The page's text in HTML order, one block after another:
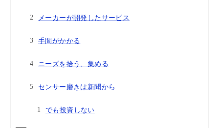
メーカーが開発したサービス
手間がかかる
ニーズを拾う、集める
センサー磨きは新聞から
でも投資しない